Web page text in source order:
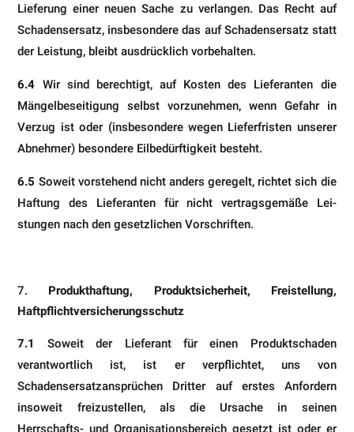
Lieferung einer neuen Sache zu verlangen. Das Recht auf
Schadens­ersatz, insbesondere das auf Schadensersatz statt
der Leistung, bleibt ausdrücklich vorbehalten.
6.4 Wir sind berechtigt, auf Kosten des Lieferanten die
Mängelbeseitigung selbst vorzunehmen, wenn Gefahr in
Verzug ist oder (insbesondere wegen Lieferfristen unserer
Abnehmer) besondere Eilbedürftigkeit besteht.
6.5 Soweit vorstehend nicht anders geregelt, richtet sich die
Haftung des Lieferanten für nicht vertragsgemäße Lei­
stungen nach den gesetzlichen Vorschriften.
Produkthaftung, Produktsicherheit, Freistellung,
Haftpflichtversicherungsschutz
7.1
Soweit der Lieferant für einen Produktschaden
verantwortlich ist, ist er verpflichtet, uns von
Schadensersatzan­sprüchen Dritter auf erstes Anfordern
insoweit freizustellen, als die Ursache in seinen
Herrschafts- und Organisati­onsbereich gesetzt ist oder er